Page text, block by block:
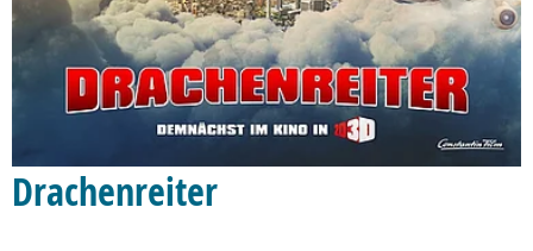
Drachenreiter